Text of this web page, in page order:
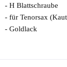
- H Blattschraube
- für Tenorsax
- Goldlack